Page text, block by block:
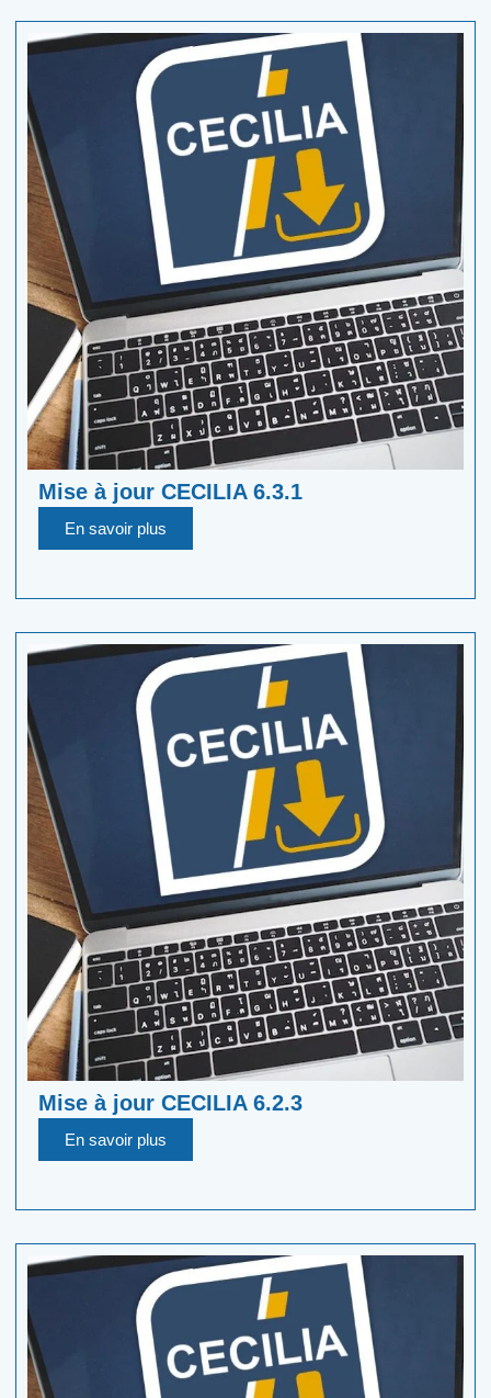
Mise à jour CECILIA 6.3.1
En savoir plus
Mise à jour CECILIA 6.2.3
En savoir plus